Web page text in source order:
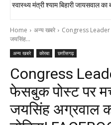
सांप ने काटा तो उसे गले में डाल लिया,
Home अन्य खबरे
Congress Leader
जयसिंह...
अन्य खबरे कोरबा छत्तीसगढ़
Congress
फेसबुक पोस्ट पर
जयसिंह अग्रवाल